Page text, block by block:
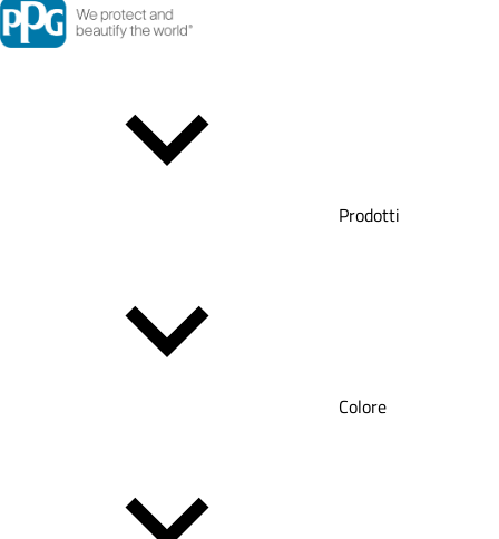
Prodotti
Colore